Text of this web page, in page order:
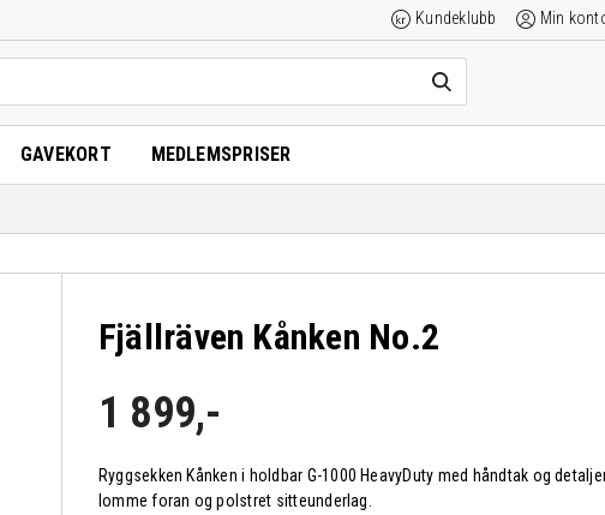
Kundeklubb Min
GAVEKORT MEDLEMSPRISER
Fjällräven Kånken No.2
1 899,-
Ryggsekken Kånken i holdbar G-1000 HeavyDuty med håndtak og
lomme foran og polstret sitteunderlag.